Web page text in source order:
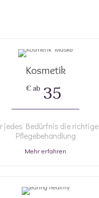
Kosmetik
€ ab 35
jedes Bedürfnis die richtige
Pflegebehandlung
Mehr erfahren